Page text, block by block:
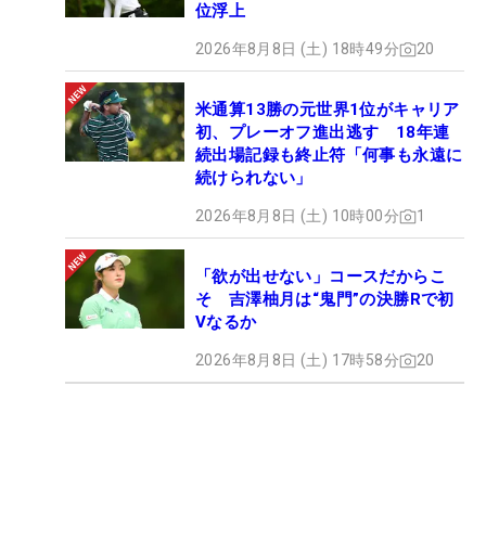
位浮上
2026年8月8日 (土) 18時49分 20
米通算13勝の元世界1位がキャリア
初、プレーオフ進出逃す 18年連
続出場記録も終止符「何事も永遠に
続けられない」
2026年8月8日 (土) 10時00分 1
「欲が出せない」コースだからこ
そ 吉澤柚月は“鬼門”の決勝Rで初
Vなるか
2026年8月8日 (土) 17時58分 20